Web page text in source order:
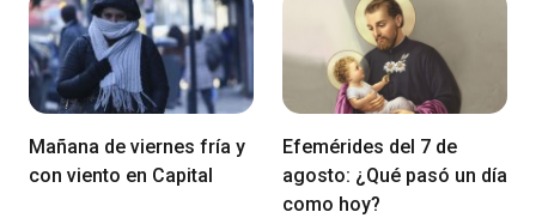
Mañana de viernes fría y
con viento en Capital
Efemérides del 7 de
agosto: ¿Qué pasó un día
como hoy?